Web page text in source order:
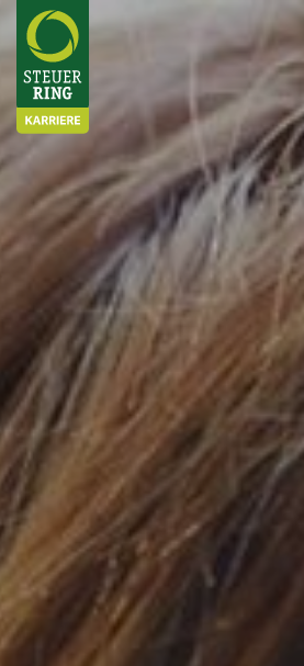
Stellenangebote
Ihre Möglichkeiten
Ihre Vorteile
Über uns